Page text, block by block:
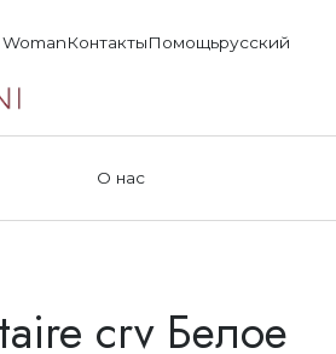
КонтактыПомощьрусский
О нас
crv Белое